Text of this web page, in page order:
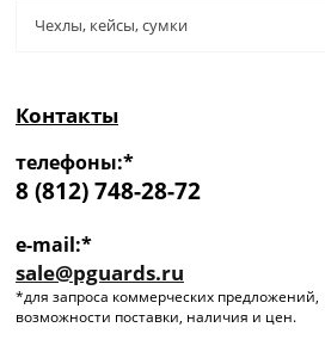
Чехлы, кейсы, сумки
Контакты
телефоны:*
8 (812) 748-28-72
e-mail:*
sale@pguards.ru
*для запроса коммерческих предложений,
возможности поставки, наличия и цен.